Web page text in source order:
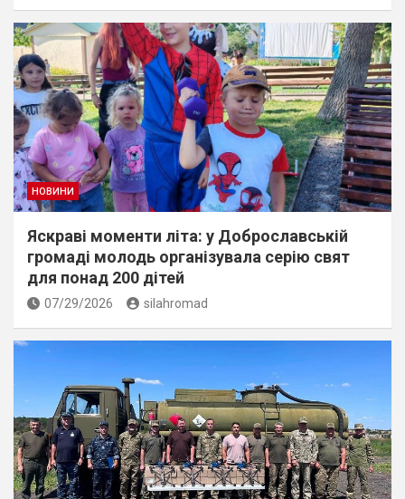
НОВИНИ
Яскраві моменти літа: у Доброславській
громаді молодь організувала серію свят
для понад 200 дітей
07/29/2026 silahromad